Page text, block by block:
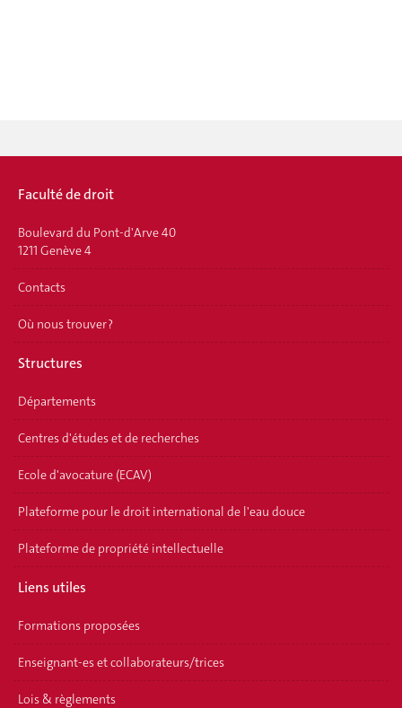
Faculté de droit
Boulevard du Pont-d'Arve 40
1211 Genève 4
Contacts
Où nous trouver ?
Structures
Départements
Centres d'études et de recherches
Ecole d'avocature (ECAV)
Plateforme pour le droit international de l'eau douce
Plateforme de propriété intellectuelle
Liens utiles
Formations proposées
Enseignant-es et collaborateurs/trices
Lois & règlements